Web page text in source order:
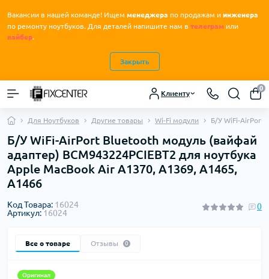
Вакансии в нашей команде! Ищем менеджера по продажам и инженера
по ремонту ноутбуков. Для деталей напишите нам в телеграм или
вайбер.
Закрыть
Клиенту
0
Для Ноутбуков Другие товары Wi-Fi модули Б/У WiFi-AirPort
Б/У WiFi-AirPort Bluetooth модуль (вайфай
адаптер) BCM943224PCIEBT2 для ноутбука
Apple MacBook Air A1370, A1369, A1465,
A1466
Код Товара: 16024
Артикул: 16024
0
Все о товаре Отзывы 0
Оригинал